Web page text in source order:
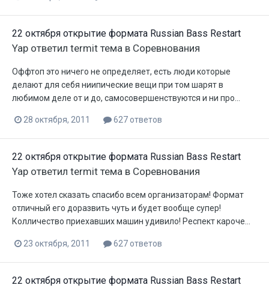
22 октября открытие формата Russian Bass Restart
Yap ответил termit тема в Соревнования
Оффтоп это ничего не определяет, есть люди которые
делают для себя ниипические вещи при том шарят в
любимом деле от и до, самосовершенствуются и ни про...
28 октября, 2011 627 ответов
22 октября открытие формата Russian Bass Restart
Yap ответил termit тема в Соревнования
Тоже хотел сказать спасибо всем организаторам! Формат
отличный его доразвить чуть и будет вообще супер!
Колличество приехавших машин удивило! Респект кароче...
23 октября, 2011 627 ответов
22 октября открытие формата Russian Bass Restart